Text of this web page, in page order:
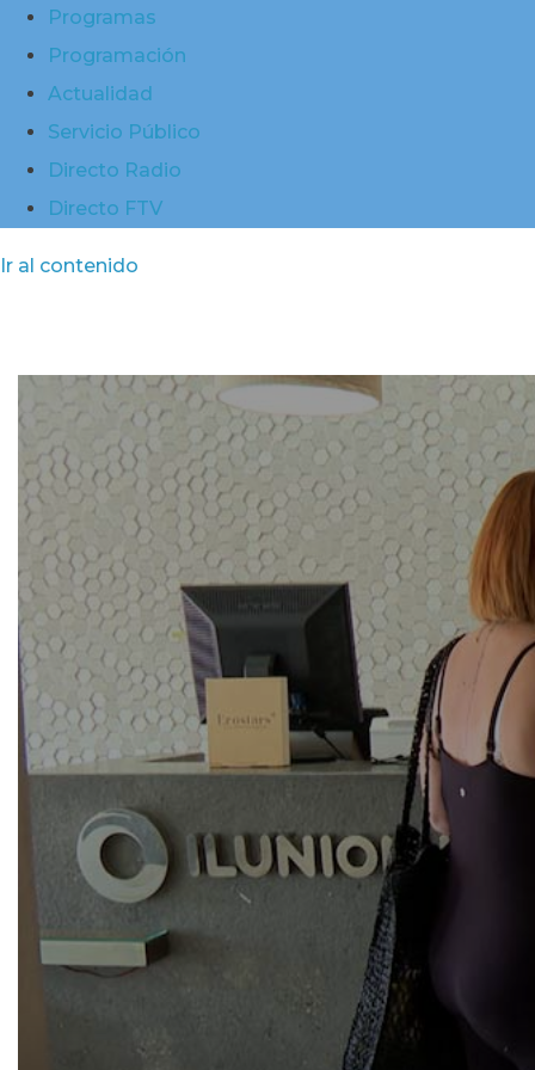
Programas
Programación
Actualidad
Servicio Público
Directo Radio
Directo FTV
Ir al contenido